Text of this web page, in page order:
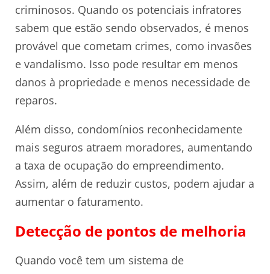
criminosos. Quando os potenciais infratores
sabem que estão sendo observados, é menos
provável que cometam crimes, como invasões
e vandalismo. Isso pode resultar em menos
danos à propriedade e menos necessidade de
reparos.
Além disso, condomínios reconhecidamente
mais seguros atraem moradores, aumentando
a taxa de ocupação do empreendimento.
Assim, além de reduzir custos, podem ajudar a
aumentar o faturamento.
Detecção de pontos de melhoria
Quando você tem um sistema de